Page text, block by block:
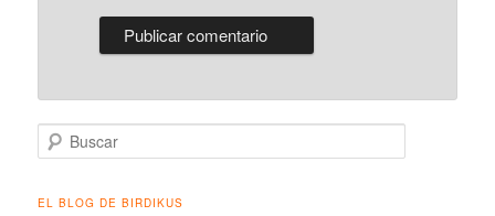
Buscar
EL BLOG DE BIRDIKUS